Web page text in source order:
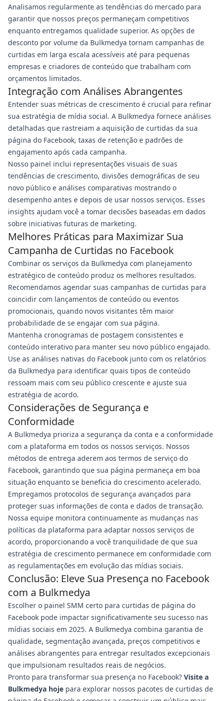
Analisamos regularmente as tendências do mercado para
garantir que nossos preços permaneçam competitivos
enquanto entregamos qualidade superior. As opções de
desconto por volume da Bulkmedya tornam campanhas de
curtidas em larga escala acessíveis até para pequenas
empresas e criadores de conteúdo que trabalham com
orçamentos limitados.
Integração com Análises Abrangentes
Entender suas métricas de crescimento é crucial para refinar
sua estratégia de mídia social. A Bulkmedya fornece análises
detalhadas que rastreiam a aquisição de curtidas da sua
página do Facebook, taxas de retenção e padrões de
engajamento após cada campanha.
Nosso painel inclui representações visuais de suas
tendências de crescimento, divisões demográficas de seu
novo público e análises comparativas mostrando o
desempenho antes e depois de usar nossos serviços. Esses
insights ajudam você a tomar decisões baseadas em dados
sobre iniciativas futuras de marketing.
Melhores Práticas para Maximizar Sua
Campanha de Curtidas no Facebook
Combinar os serviços da Bulkmedya com planejamento
estratégico de conteúdo produz os melhores resultados.
Recomendamos agendar suas campanhas de curtidas para
coincidir com lançamentos de conteúdo ou eventos
promocionais, quando novos visitantes têm maior
probabilidade de se engajar com sua página.
Mantenha cronogramas de postagem consistentes e
conteúdo interativo para manter seu novo público engajado.
Use as análises nativas do Facebook junto com os relatórios
da Bulkmedya para identificar quais tipos de conteúdo
ressoam mais com seu público crescente e ajuste sua
estratégia de acordo.
Considerações de Segurança e
Conformidade
A Bulkmedya prioriza a segurança da conta e a conformidade
com a plataforma em todos os nossos serviços. Nossos
métodos de entrega aderem aos termos de serviço do
Facebook, garantindo que sua página permaneça em boa
situação enquanto se beneficia do crescimento acelerado.
Empregamos protocolos de segurança avançados para
proteger suas informações de conta e dados de transação.
Nossa equipe monitora continuamente as mudanças nas
políticas da plataforma para adaptar nossos serviços de
acordo, proporcionando a você tranquilidade de que sua
estratégia de crescimento permanece em conformidade com
as regulamentações em evolução das mídias sociais.
Conclusão: Eleve Sua Presença no Facebook
com a Bulkmedya
Escolher o painel SMM certo para curtidas de página do
Facebook pode impactar significativamente seu sucesso nas
mídias sociais em 2025. A Bulkmedya combina garantia de
qualidade, segmentação avançada, preços competitivos e
análises abrangentes para entregar resultados excepcionais
que impulsionam resultados reais de negócios.
Pronto para transformar sua presença no Facebook? Visite a
Bulkmedya hoje para explorar nossos pacotes de curtidas de